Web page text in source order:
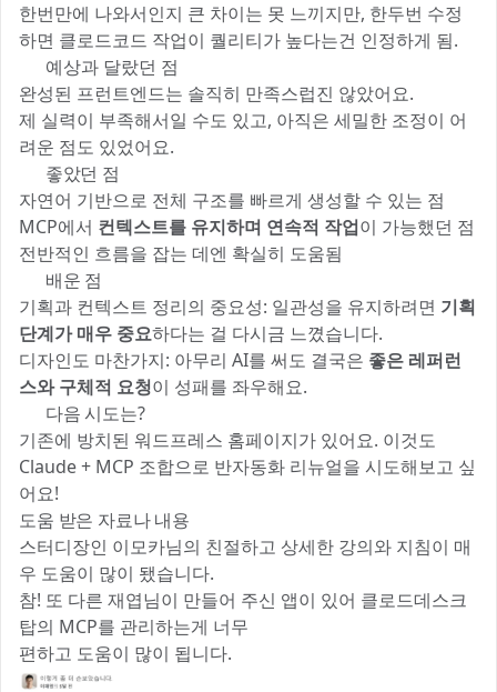
한번만에 나와서인지 큰 차이는 못 느끼지만, 한두번 수정
하면 클로드코드 작업이 퀄리티가 높다는건 인정하게 됨.
😅 예상과 달랐던 점
완성된 프런트엔드는 솔직히 만족스럽진 않았어요.
제 실력이 부족해서일 수도 있고, 아직은 세밀한 조정이 어
려운 점도 있었어요.
👍 좋았던 점
자연어 기반으로 전체 구조를 빠르게 생성할 수 있는 점
MCP에서 컨텍스트를 유지하며 연속적 작업이 가능했던 점
전반적인 흐름을 잡는 데엔 확실히 도움됨
💡 배운 점
기획과 컨텍스트 정리의 중요성: 일관성을 유지하려면 기획
단계가 매우 중요하다는 걸 다시금 느꼈습니다.
디자인도 마찬가지: 아무리 AI를 써도 결국은 좋은 레퍼런
스와 구체적 요청이 성패를 좌우해요.
🚀 다음 시도는?
기존에 방치된 워드프레스 홈페이지가 있어요. 이것도
Claude + MCP 조합으로 반자동화 리뉴얼을 시도해보고 싶
어요!
도움 받은 자료나 내용
스터디장인 이모카님의 친절하고 상세한 강의와 지침이 매
우 도움이 많이 됐습니다.
참! 또 다른 재엽님이 만들어 주신 앱이 있어 클로드데스크
탑의 MCP를 관리하는게 너무
편하고 도움이 많이 됩니다.